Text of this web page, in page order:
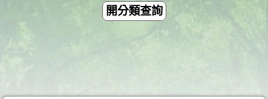
開分類查詢